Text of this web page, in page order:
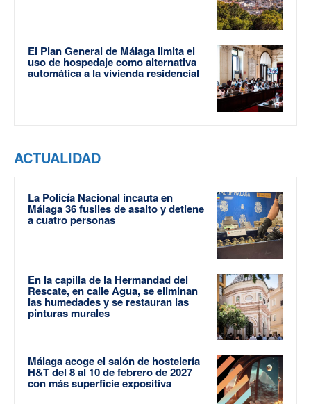
El Plan General de Málaga limita el
uso de hospedaje como alternativa
automática a la vivienda residencial
ACTUALIDAD
La Policía Nacional incauta en
Málaga 36 fusiles de asalto y detiene
a cuatro personas
En la capilla de la Hermandad del
Rescate, en calle Agua, se eliminan
las humedades y se restauran las
pinturas murales
Málaga acoge el salón de hostelería
H&T del 8 al 10 de febrero de 2027
con más superficie expositiva